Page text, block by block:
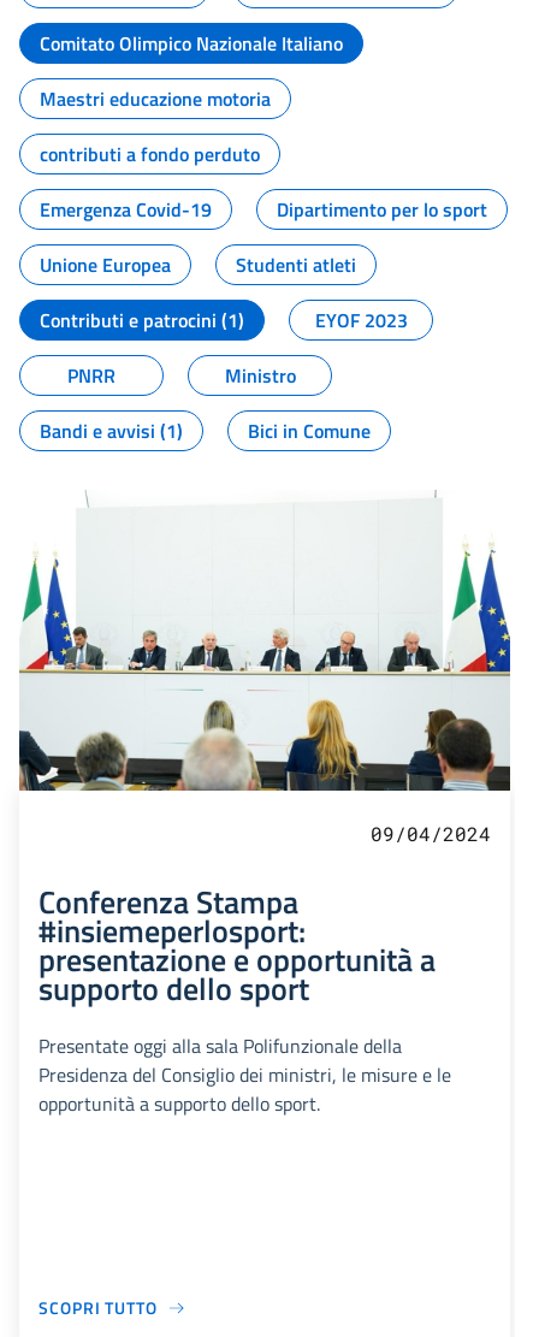
Comitato Olimpico Nazionale Italiano
Maestri educazione motoria
contributi a fondo perduto
Emergenza Covid-19
Dipartimento per lo sport
Unione Europea
Studenti atleti
Contributi e patrocini (1)
EYOF 2023
PNRR
Ministro
Bandi e avvisi (1)
Bici in Comune
09/04/2024
Conferenza Stampa
#insiemeperlosport:
presentazione e opportunità a
supporto dello sport
Presentate oggi alla sala Polifunzionale della
Presidenza del Consiglio dei ministri, le misure e le
opportunità a supporto dello sport.
SCOPRI TUTTO